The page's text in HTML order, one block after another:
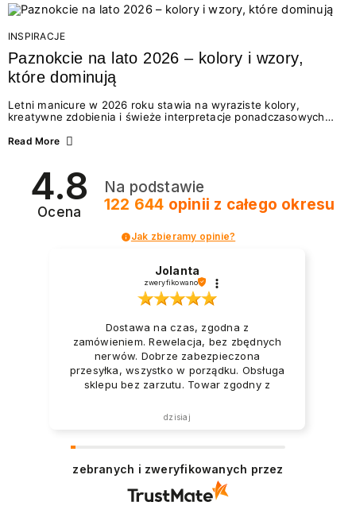
Motywem przewodnim jest eksplorowanie i kolekcjonowanie
letnich momentów. Z tej okazji przygotowaliśmy coś absolutnie
wyjątkowego: wielki konkurs z wakacje.pl oraz dawkę
najgorętszych trendów w...
INSPIRACJE
Paznokcie na lato 2026 – kolory i wzory,
które dominują
Letni manicure w 2026 roku stawia na wyraziste kolory,
kreatywne zdobienia i świeże interpretacje ponadczasowych
zarówno energetycznych odcieni inspirowanych wakacjami, jak
2026? Znajdź inspirację dla swojego manicure!
Read More
4.8
Ocena
Na podstawie
122 644 opinii z całego okresu
Jak zbieramy opinie?
Jolanta
zweryfikowano
Dostawa na czas, zgodna z
zamówieniem. Rewelacja, bez zbędnych
nerwów. Dobrze zabezpieczona
przesyłka, wszystko w porządku. Obsługa
sklepu bez zarzutu. Towar zgodny z
została zrealizowana ekspresowo.
dzisiaj
zebranych i zweryfikowanych przez